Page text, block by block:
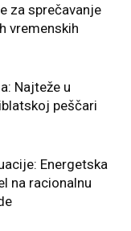
za sprečavanje
vremenskih
Najteže u
peščari
Energetska
na racionalnu